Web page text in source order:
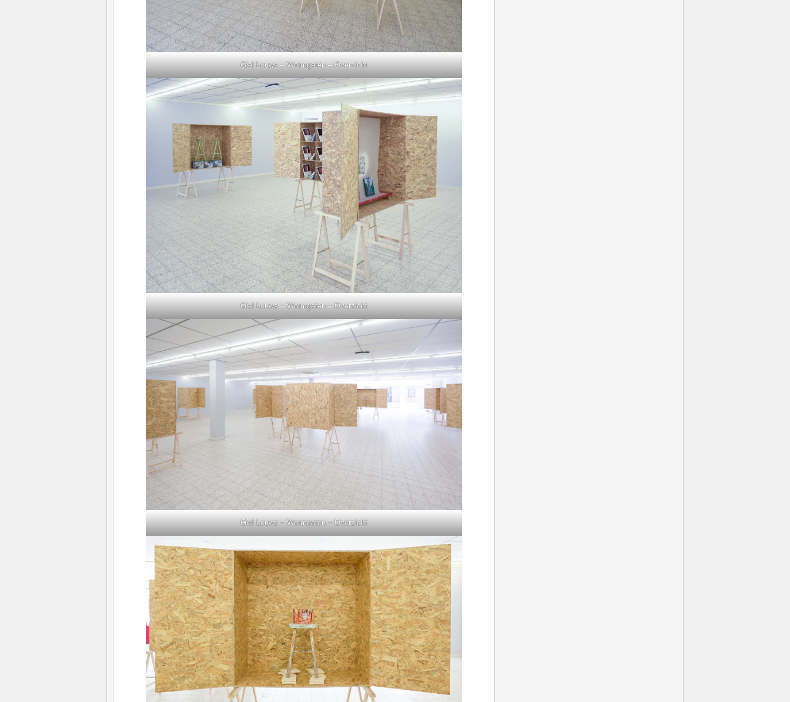
Giel Louws – Wormgaten – Overzicht
Giel Louws – Wormgaten – Overzicht
Giel Louws – Wormgaten – Overzicht